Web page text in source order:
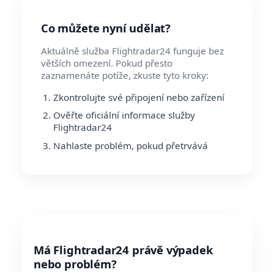
Co můžete nyní udělat?
Aktuálně služba Flightradar24 funguje bez
větších omezení. Pokud přesto
zaznamenáte potíže, zkuste tyto kroky:
Zkontrolujte své připojení nebo zařízení
Ověřte oficiální informace služby
Flightradar24
Nahlaste problém, pokud přetrvává
Má Flightradar24 právě výpadek
nebo problém?